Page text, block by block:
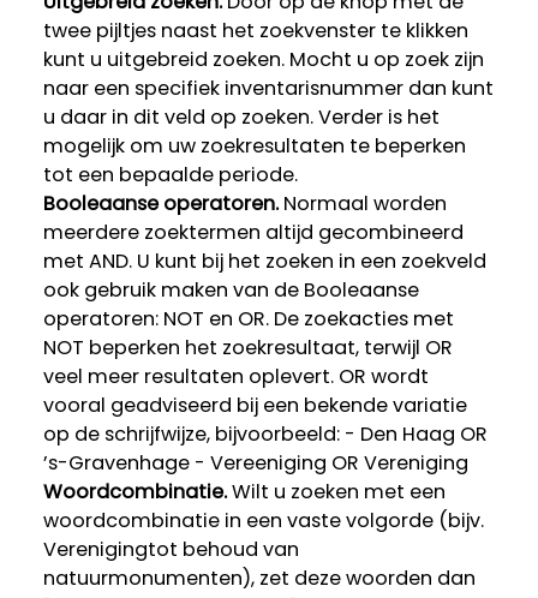
twee pijltjes naast het zoekvenster te klikken
kunt u uitgebreid zoeken. Mocht u op zoek zijn
naar een specifiek inventarisnummer dan kunt
u daar in dit veld op zoeken. Verder is het
mogelijk om uw zoekresultaten te beperken
tot een bepaalde periode.
Booleaanse operatoren.Normaal worden
meerdere zoektermen altijd gecombineerd
met AND. U kunt bij het zoeken in een zoekveld
ook gebruik maken van de Booleaanse
operatoren: NOT en OR. De zoekacties met
NOT beperken het zoekresultaat, terwijl OR
veel meer resultaten oplevert. OR wordt
vooral geadviseerd bij een bekende variatie
op de schrijfwijze, bijvoorbeeld: - Den Haag OR
’s-Gravenhage - Vereeniging OR Vereniging
Woordcombinatie.Wilt u zoeken met een
woordcombinatie in een vaste volgorde (bijv.
Verenigingtot behoud van
natuurmonumenten), zet deze woorden dan